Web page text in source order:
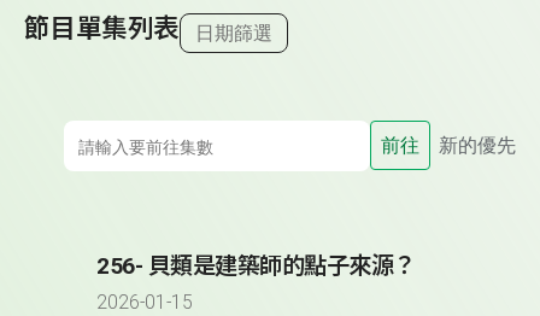
節目單集列表 日期篩選
前往 新的優先
256- 貝類是建築師的點子來源？
2026-01-15